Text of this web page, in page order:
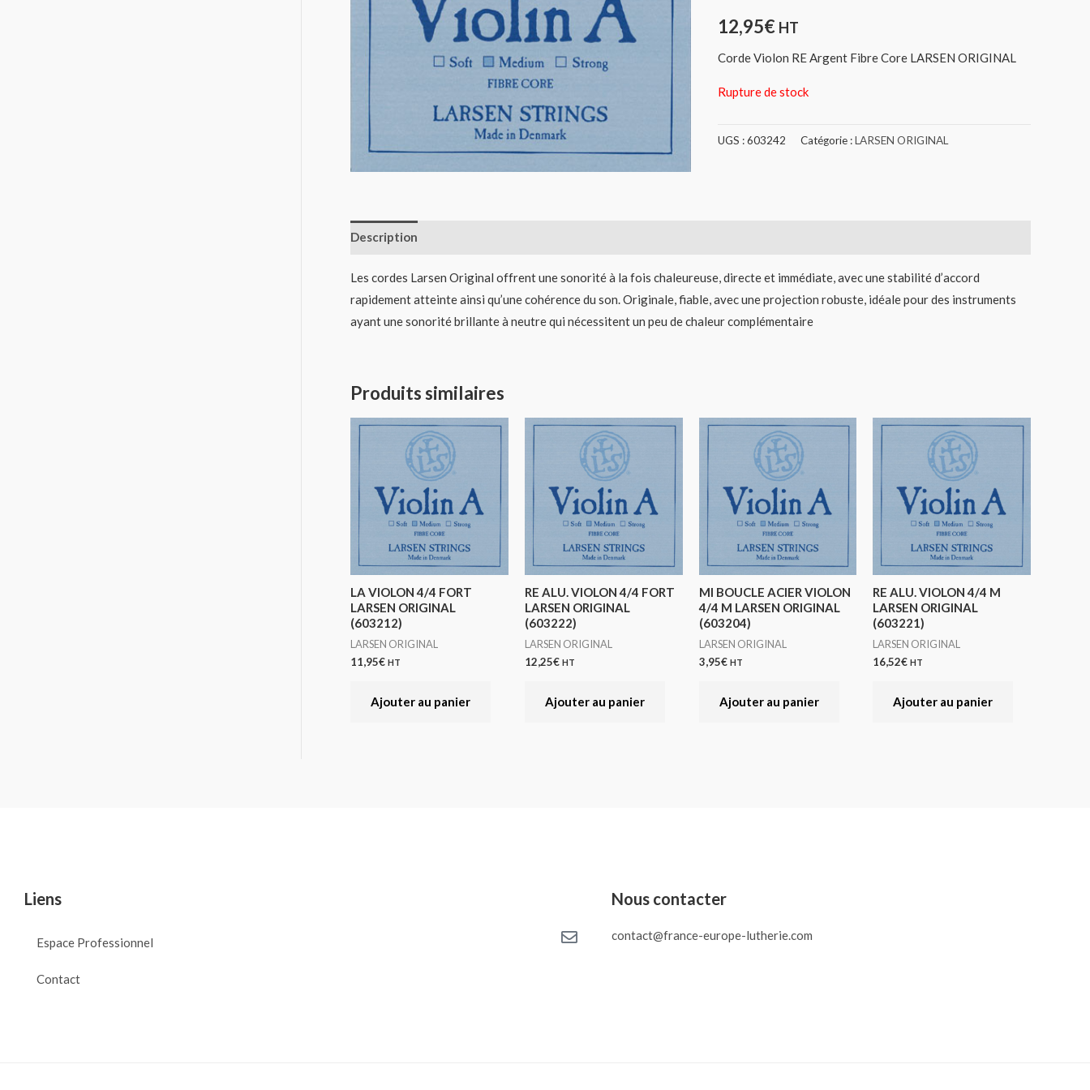
12,95€ HT
Corde Violon RE Argent Fibre Core LARSEN ORIGINAL
Rupture de stock
UGS :603242 Catégorie :LARSEN ORIGINAL
Description
Les cordes Larsen Original offrent une sonorité à la fois chaleureuse, directe et immédiate, avec une stabilité d’accord
rapidement atteinte ainsi qu’une cohérence du son. Originale, fiable, avec une projection robuste, idéale pour des instruments
ayant une sonorité brillante à neutre qui nécessitent un peu de chaleur complémentaire
Produits similaires
LA VIOLON 4/4 FORT
LARSEN ORIGINAL
(603212)
LARSEN ORIGINAL
11,95€ HT
Ajouter au panier
RE ALU. VIOLON 4/4 FORT
LARSEN ORIGINAL
(603222)
LARSEN ORIGINAL
12,25€ HT
Ajouter au panier
MI BOUCLE ACIER VIOLON
4/4 M LARSEN ORIGINAL
(603204)
LARSEN ORIGINAL
3,95€ HT
Ajouter au panier
RE ALU. VIOLON 4/4 M
LARSEN ORIGINAL
(603221)
LARSEN ORIGINAL
16,52€ HT
Ajouter au panier
Liens
Espace Professionnel
Contact
Nous contacter
contact@france-europe-lutherie.com